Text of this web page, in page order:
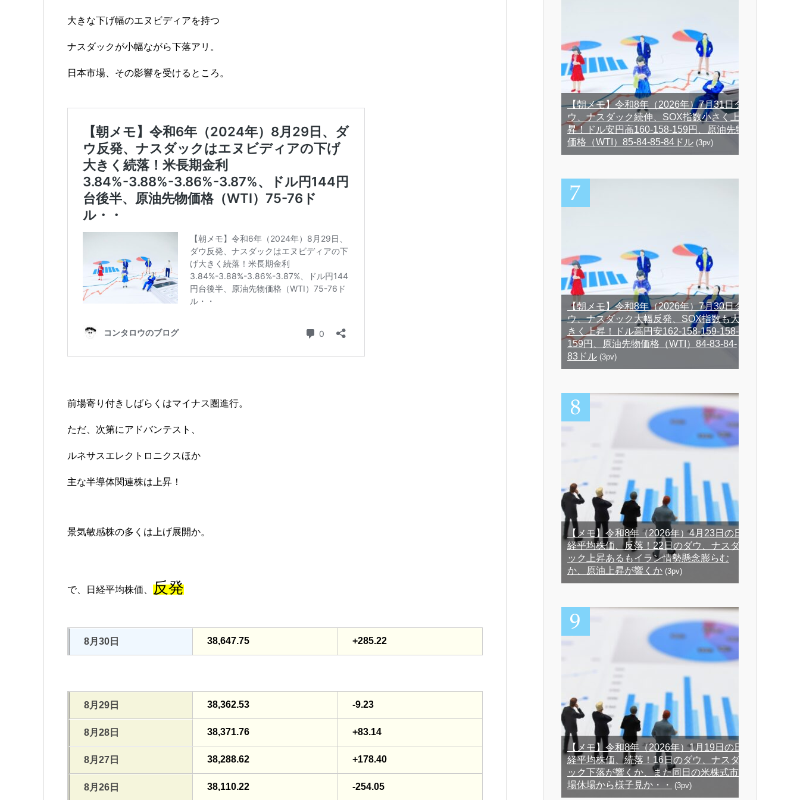
大きな下げ幅のエヌビディアを持つ
ナスダックが小幅ながら下落アリ。
日本市場、その影響を受けるところ。
前場寄り付きしばらくはマイナス圏進行。
ただ、次第にアドバンテスト、
ルネサスエレクトロニクスほか
主な半導体関連株は上昇！
景気敏感株の多くは上げ展開か。
で、日経平均株価、 反発
8月30日 38,647.75 +285.22
8月29日 38,362.53 -9.23
8月28日 38,371.76 +83.14
8月27日 38,288.62 +178.40
8月26日 38,110.22 -254.05
【朝メモ】令和8年（2026年）7月31日ダ
ウ、ナスダック続伸、SOX指数小さく上
昇！ドル安円高160-158-159円、原油先物
価格（WTI）85-84-85-84ドル (3pv)
【朝メモ】令和8年（2026年）7月30日ダ
ウ、ナスダック大幅反発、SOX指数も大
きく上昇！ドル高円安162-158-159-158-
159円、原油先物価格（WTI）84-83-84-
83ドル (3pv)
【メモ】令和8年（2026年）4月23日の日
経平均株価、反落！22日のダウ、ナスダ
ック上昇あるもイラン情勢懸念膨らむ
か、原油上昇が響くか (3pv)
【メモ】令和8年（2026年）1月19日の日
経平均株価、続落！16日のダウ、ナスダ
ック下落が響くか、また同日の米株式市
場休場から様子見か・・
(3pv)